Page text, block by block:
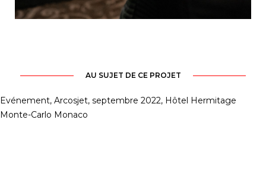
AU SUJET DE CE PROJET
Evénement, Arcosjet, septembre 2022, Hôtel Hermitage
Monte-Carlo Monaco